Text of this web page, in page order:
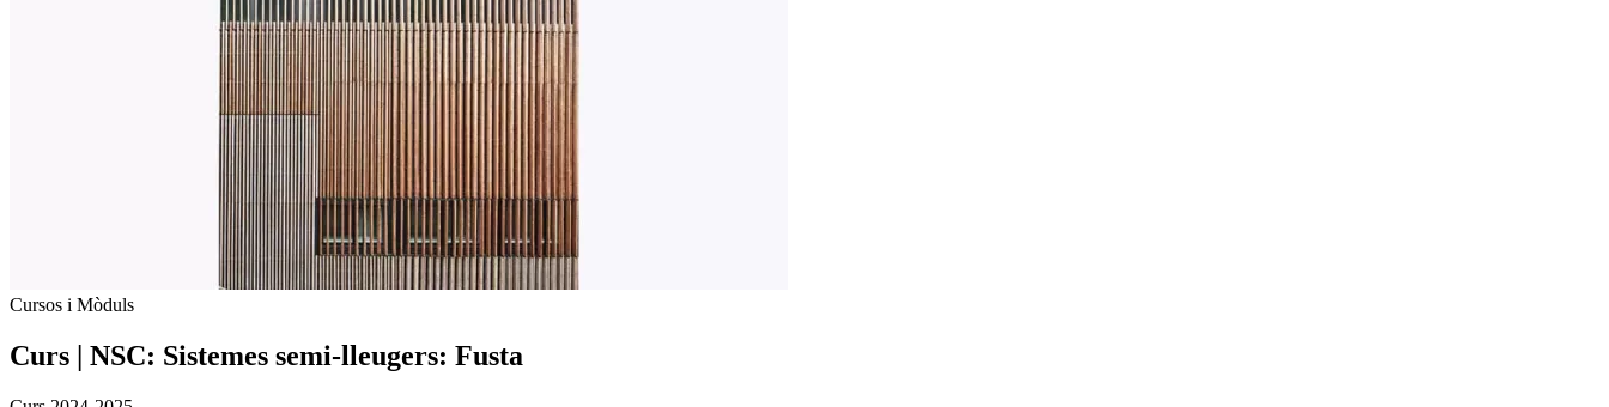
Cursos i Mòduls
Curs | NSC: Sistemes semi-lleugers: Fusta